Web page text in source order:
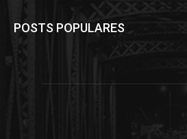
POSTS POPULARES